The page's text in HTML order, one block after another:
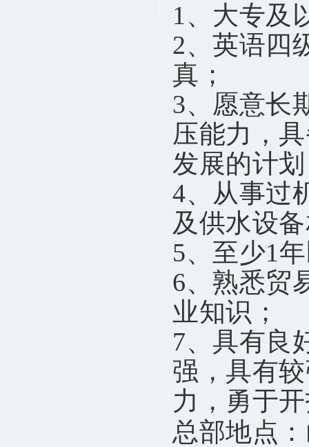
1、大专及
2、英语四
真；
3、愿意长
压能力，
发展的计
4、从事过
及供水设
5、 至少1
6、熟悉贸
业知识；
7、具有良
强，具有
力，勇于
总部地点